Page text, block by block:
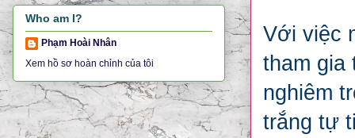
Với việc
tham gia
nghiêm
trắng tự
Who am I?
Phạm Hoài Nhân
Xem hồ sơ hoàn chỉnh của tôi